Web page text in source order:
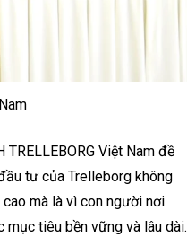
Việt Nam đề
tư của Trelleborg không
mà là vì con người nơi
tiêu bền vững và lâu dài.